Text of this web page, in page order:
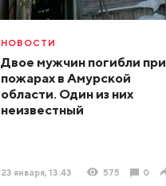
НОВОСТИ
Двое мужчин погибли при
пожарах в Амурской
области. Один из них
неизвестный
23 января, 13:43 575 0